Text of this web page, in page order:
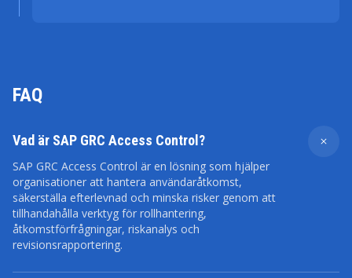
FAQ
Vad är SAP GRC Access Control?
SAP GRC Access Control är en lösning som hjälper
organisationer att hantera användaråtkomst,
säkerställa efterlevnad och minska risker genom att
tillhandahålla verktyg för rollhantering,
åtkomstförfrågningar, riskanalys och
revisionsrapportering.